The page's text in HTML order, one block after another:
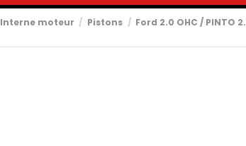
Interne moteur Pistons Ford 2.0 OHC / PINTO